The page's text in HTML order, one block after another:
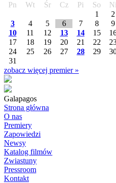
Pn
Wt Śr Cz Pi So
Ni
1
2
3
4 5 6 7 8
9
10
11 12 13 14 15
17
18 19 20 21 22
24
25 26 27 28 29
31
zobacz więcej premier »
Galapagos
Strona główna
O nas
Premiery
Zapowiedzi
Newsy
Katalog filmów
Zwiastuny
Pressroom
Kontakt